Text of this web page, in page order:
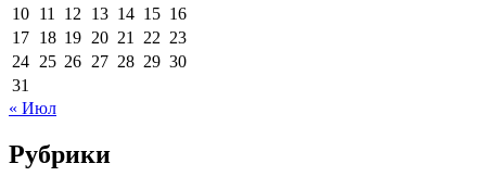
10 11 12 13 14 15 16
17 18 19 20 21 22 23
24 25 26 27 28 29 30
31
« Июл
Рубрики